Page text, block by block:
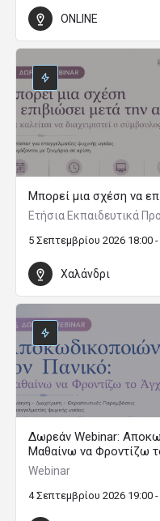
ONLINE
Μπορεί μια σχέση να
Ετήσια Εκπαιδευτικά
5 Σεπτεμβρίου 2026 18:00
Χαλάνδρι
Δωρεάν Webinar:
Μαθαίνω να Φροντίζω
Webinar
4 Σεπτεμβρίου 2026 19:00